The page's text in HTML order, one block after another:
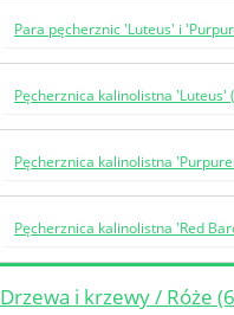
Para pęcherznic 'Luteus' i
Pęcherznica kalinolistna 'Luteus'
Pęcherznica kalinolistna
Pęcherznica kalinolistna 'Red
Drzewa i krzewy / Róże